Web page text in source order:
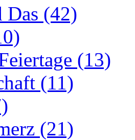
Das (42)
(13)
(11)
(21)